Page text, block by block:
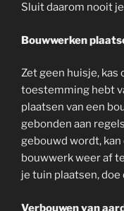
Sluit daarom nooit
Bouwwerken
Zet geen huisje, kas
toestemming hebt
plaatsen van een
gebonden aan
gebouwd wordt,
bouwwerk weer af
je tuin plaatsen,
Verbouwen van